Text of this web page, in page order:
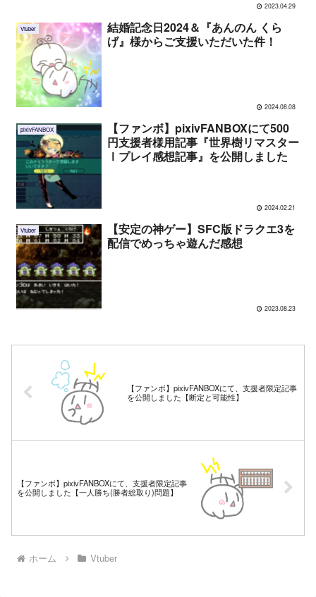
2023.04.29
Vtuber
結婚記念日2024＆『あんのん くら
げ』様からご支援いただいた件！
2024.08.08
pixivFANBOX
【ファンボ】pixivFANBOXにて500
円支援者様用記事『世界樹リマスター
Ⅰプレイ感想記事』を公開しました
2024.02.21
Vtuber
【安定の神ゲー】SFC版ドラクエ3を
配信でめっちゃ遊んだ感想
2023.08.23
【ファンボ】pixivFANBOXにて、支援者限定記事
を公開しました【断定と可能性】
【ファンボ】pixivFANBOXにて、支援者限定記事
を公開しました【一人勝ち(勝者総取り)問題】
ホーム Vtuber